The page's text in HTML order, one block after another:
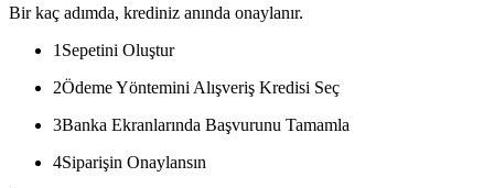
Bir kaç adımda, krediniz anında onaylanır.
1 Sepetini Oluştur
2Ödeme Yöntemini Alışveriş Kredisi Seç
3Banka Ekranlarında Başvurunu Tamamla
4Siparişin Onaylansın